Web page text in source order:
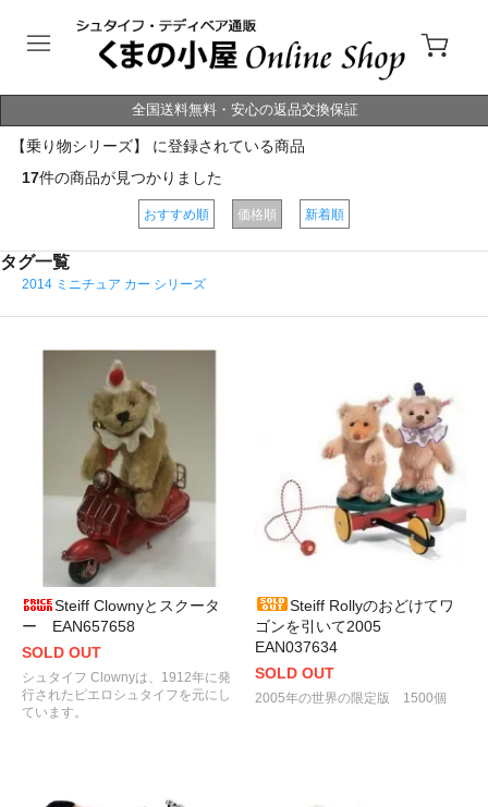
全国送料無料・安心の返品交換保証
【乗り物シリーズ】 に登録されている商品
17件の商品が見つかりました
おすすめ順 価格順 新着順
タグ一覧
2014 ミニチュア カー シリーズ
Steiff Clownyとスクータ
ー EAN657658
SOLD OUT
シュタイフ Clownyは、1912年に発
行されたピエロシュタイフを元にし
ています。
Steiff Rollyのおどけてワ
ゴンを引いて2005
EAN037634
SOLD OUT
2005年の世界の限定版 1500個